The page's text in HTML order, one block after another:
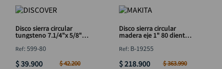
Disco sierra circular
tungsteno 7.1/4"x 5/8"
:599-80
$39.900 $42.200
Disco sierra circular
madera eje 1" 80 dientes
: B-19255
$218.900 $363.990